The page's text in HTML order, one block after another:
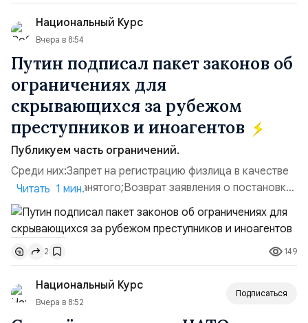
использовавшиеся для хранения военного
имущества ВСУ; Сортировочны...
Национальный Курс
Вчера в 8:54
Путин подписал пакет законов об
ограничениях для
скрывающихся за рубежом
преступников и иноагентов
Публикуем часть ограничений.
Среди них:Запрет на регистрацию физлица в качестве
ИП или самозанятого;Возврат заявления о постановке
недвижимости на кадастровый учет;Ограничение
водительских прав;Запрет регистрации транспортных
средств и на заключение сделок по
доверенности;Отказ в заключении кредитного
договора, предоставлении государственных и
муниципальных услуг онл...
Читать 1 мин.
2 149
Национальный Курс
Вчера в 8:52
Подписаться